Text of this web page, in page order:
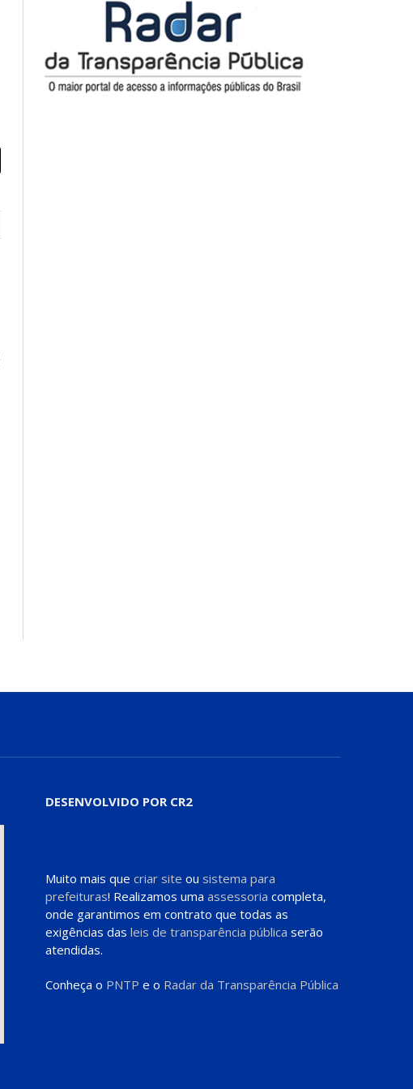
DESENVOLVIDO POR CR2
Muito mais que criar site ou sistema para
prefeituras! Realizamos uma assessoria completa,
onde garantimos em contrato que todas as
exigências das leis de transparência pública serão
atendidas.
Conheça o PNTP e o Radar da Transparência Pública